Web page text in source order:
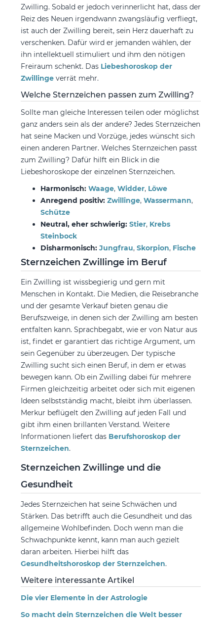
Zwilling. Sobald er jedoch verinnerlicht hat, dass der
Reiz des Neuen irgendwann zwangsläufig verfliegt,
ist auch der Zwilling bereit, sein Herz dauerhaft zu
verschenken. Dafür wird er jemanden wählen, der
ihn intellektuell stimuliert und ihm den nötigen
Freiraum schenkt. Das Liebeshoroskop der
Zwillingeverrät mehr.
Welche Sternzeichen passen zum Zwilling?
Sollte man gleiche Interessen teilen oder möglichst
ganz anders sein als der andere? Jedes Sternzeichen
hat seine Macken und Vorzüge, jedes wünscht sich
einen anderen Partner. Welches Sternzeichen passt
zum Zwilling? Dafür hilft ein Blick in die
Liebeshoroskope der einzelnen Sternzeichen.
Harmonisch: Waage, Widder, Löwe
Anregend positiv: Zwillinge, Wassermann,
Schütze
Neutral, eher schwierig: Stier, Krebs
Steinbock
Disharmonisch: Jungfrau, Skorpion, Fische
Sternzeichen Zwillinge im Beruf
Ein Zwilling ist wissbegierig und gern mit
Menschen in Kontakt. Die Medien, die Reisebranche
und der gesamte Verkauf bieten genau die
Berufszweige, in denen sich der Zwilling am besten
entfalten kann. Sprachbegabt, wie er von Natur aus
ist, findet er garantiert das richtige Argument, um
sein Gegenüber zu überzeugen. Der typische
Zwilling sucht sich einen Beruf, in dem er etwas
bewegen kann. Ob ein Zwilling dabei für mehrere
Firmen gleichzeitig arbeitet oder sich mit eigenen
Ideen selbstständig macht, bleibt ihm überlassen.
Merkur beflügelt den Zwilling auf jeden Fall und
gibt ihm einen brillanten Verstand. Weitere
Informationen liefert das Berufshoroskop der
Sternzeichen.
Sternzeichen Zwillinge und die
Gesundheit
Jedes Sternzeichen hat seine Schwächen und
Stärken. Das betrifft auch die Gesundheit und das
allgemeine Wohlbefinden. Doch wenn man die
Schwachpunkte kennt, kann man auch gezielt
daran arbeiten. Hierbei hilft das
Gesundheitshoroskop der Sternzeichen.
Weitere interessante Artikel
Die vier Elemente in der Astrologie
So macht dein Sternzeichen die Welt besser